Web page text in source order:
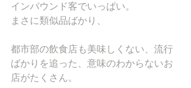
インバウンド客でいっぱい。
まさに類似品ばかり、
都市部の飲食店も美味しくない、流行
ばかりを追った、意味のわからないお
店がたくさん。